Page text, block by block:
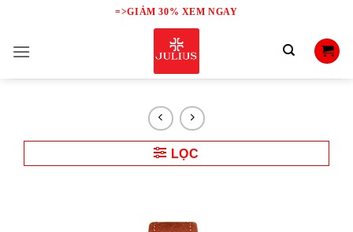
content
=>GIẢM 30% XEM NGAY
LỌC